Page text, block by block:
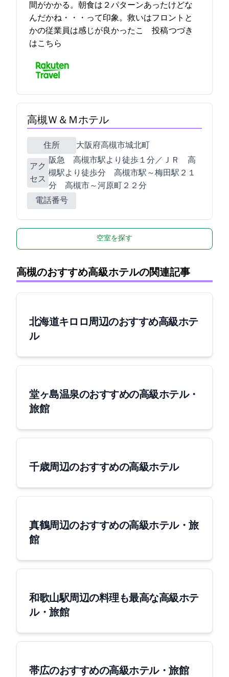
間がかかる。朝食は２パターンあったけどな
んだかね・・・って印象。救いはフロントと
かの従業員は感じが良かったこ… 2021-10-28 19:37:50投稿つづき
はこちら
高槻Ｗ＆Ｍホテル
住所 大阪府高槻市城北町2-3-15
アク
セス
阪急 高槻市駅より徒歩１分／ＪＲ 高
槻駅より徒歩7分 高槻市駅～梅田駅２１
分 高槻市～河原町２２分
電話番号
空室を探す
高槻のおすすめ高級ホテルの関連記事
[北海道]キロロ周辺のおすすめ高級ホテ
ル
堂ヶ島温泉のおすすめの高級ホテル・
旅館
千歳周辺のおすすめの高級ホテル
真鶴周辺のおすすめの高級ホテル・旅
館
和歌山駅周辺の料理も最高な高級ホテ
ル・旅館
帯広のおすすめの高級ホテル・旅館